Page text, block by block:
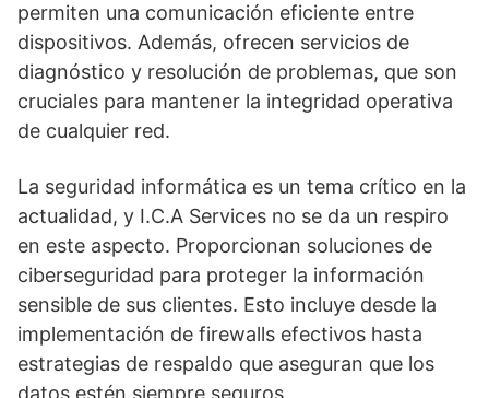
permiten una comunicación eficiente entre
dispositivos. Además, ofrecen servicios de
diagnóstico y resolución de problemas, que son
cruciales para mantener la integridad operativa
de cualquier red.
La seguridad informática es un tema crítico en la
actualidad, y I.C.A Services no se da un respiro
en este aspecto. Proporcionan soluciones de
ciberseguridad para proteger la información
sensible de sus clientes. Esto incluye desde la
implementación de firewalls efectivos hasta
estrategias de respaldo que aseguran que los